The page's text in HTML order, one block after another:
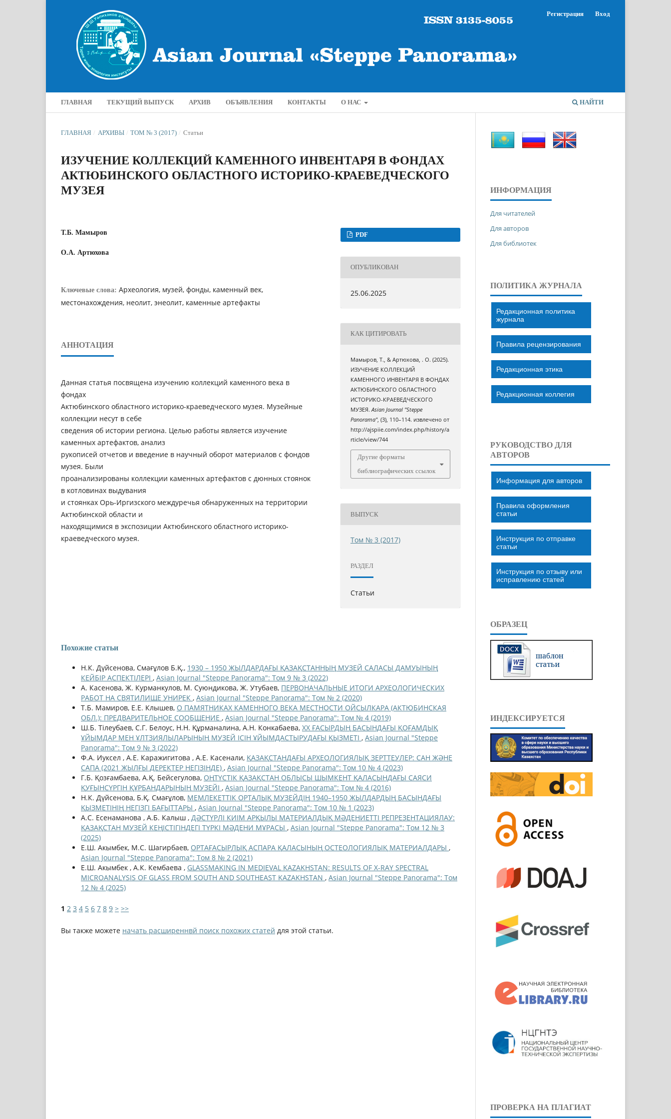
ГЛАВНАЯ ТЕКУЩИЙ ВЫПУСК АРХИВ ОБЪЯВЛЕНИЯ КОНТАКТЫ О НАС НАЙТИ
Регистрация Вход
ГЛАВНАЯ / АРХИВЫ / ТОМ № 3 (2017) / Статьи
ИЗУЧЕНИЕ КОЛЛЕКЦИЙ КАМЕННОГО ИНВЕНТАРЯ В ФОНДАХ
АКТЮБИНСКОГО ОБЛАСТНОГО ИСТОРИКО-КРАЕВЕДЧЕСКОГО
МУЗЕЯ
Т.Б. Мамыров
О.А. Артюхова
Ключевые слова: Археология, музей, фонды, каменный век,
местонахождения, неолит, энеолит, каменные артефакты
АННОТАЦИЯ
Данная статья посвящена изучению коллекций каменного века в
фондах
Актюбинского областного историко-краеведческого музея. Музейные
коллекции несут в себе
сведения об истории региона. Целью работы является изучение
каменных артефактов, анализ
рукописей отчетов и введение в научный оборот материалов с фондов
музея. Были
проанализированы коллекции каменных артефактов с дюнных стоянок
в котловинах выдувания
и стоянках Орь-Иргизского междуречья обнаруженных на территории
Актюбинской области и
находящимися в экспозиции Актюбинского областного историко-
краеведческого музея.
PDF
ОПУБЛИКОВАН
25.06.2025
КАК ЦИТИРОВАТЬ
Мамыров, Т., & Артюхова, . О. (2025).
ИЗУЧЕНИЕ КОЛЛЕКЦИЙ
КАМЕННОГО ИНВЕНТАРЯ В ФОНДАХ
АКТЮБИНСКОГО ОБЛАСТНОГО
ИСТОРИКО-КРАЕВЕДЧЕСКОГО
МУЗЕЯ.Asian Journal "Steppe
Panorama", (3), 110–114. извлечено от
http://ajspiie.com/index.php/history/a
rticle/view/744
Другие форматы
библиографических ссылок
ВЫПУСК
Том № 3 (2017)
РАЗДЕЛ
Статьи
Похожие статьи
Н.К. Дүйсенова, Смағұлов Б.Қ., 1930 – 1950 ЖЫЛДАРДАҒЫ ҚАЗАҚСТАННЫҢ МУЗЕЙ САЛАСЫ ДАМУЫНЫҢ
КЕЙБІР АСПЕКТІЛЕРІ , Asian Journal "Steppe Panorama": Том 9 № 3 (2022)
А. Касенова, Ж. Курманкулов, М. Суюндикова, Ж. Утубаев, ПЕРВОНАЧАЛЬНЫЕ ИТОГИ АРХЕОЛОГИЧЕСКИХ
РАБОТ НА СВЯТИЛИЩЕ УНИРЕК , Asian Journal "Steppe Panorama": Том № 2 (2020)
Т.Б. Мамиров, Е.Е. Клышев, О ПАМЯТНИКАХ КАМЕННОГО ВЕКА МЕСТНОСТИ ОЙСЫЛКАРА (АКТЮБИНСКАЯ
ОБЛ.): ПРЕДВАРИТЕЛЬНОЕ СООБЩЕНИЕ , Asian Journal "Steppe Panorama": Том № 4 (2019)
Ш.Б. Тілеубаев, C.Г. Белоус, Н.Н. Құрманалина, А.Н. Конкабаева, ХХ ҒАСЫРДЫҢ БАСЫНДАҒЫ ҚОҒАМДЫҚ
ҰЙЫМДАР МЕН ҰЛТЗИЯЛЫЛАРЫНЫҢ МУЗЕЙ ІСІН ҰЙЫМДАСТЫРУДАҒЫ ҚЫЗМЕТІ , Asian Journal "Steppe
Panorama": Том 9 № 3 (2022)
Ф.А. Иуксел , А.Е. Каражигитова , А.Е. Касенали, ҚАЗАҚСТАНДАҒЫ АРХЕОЛОГИЯЛЫҚ ЗЕРТТЕУЛЕР: САН ЖӘНЕ
САПА (2021 ЖЫЛҒЫ ДЕРЕКТЕР НЕГІЗІНДЕ) , Asian Journal "Steppe Panorama": Том 10 № 4 (2023)
Г.Б. Қозғамбаева, А.Қ. Бейсегулова, ОҢТҮСТІК ҚАЗАҚСТАН ОБЛЫСЫ ШЫМКЕНТ ҚАЛАСЫНДАҒЫ САЯСИ
ҚУҒЫНСҮРГІН ҚҰРБАНДАРЫНЫҢ МУЗЕЙІ , Asian Journal "Steppe Panorama": Том № 4 (2016)
Н.К. Дүйсенова, Б.Қ. Смағұлов, МЕМЛЕКЕТТІК ОРТАЛЫҚ МУЗЕЙДІҢ 1940–1950 ЖЫЛДАРДЫҢ БАСЫНДАҒЫ
ҚЫЗМЕТІНІҢ НЕГІЗГІ БАҒЫТТАРЫ , Asian Journal "Steppe Panorama": Том 10 № 1 (2023)
А.С. Есенаманова , А.Б. Калыш , ДӘСТҮРЛІ КИІМ АРҚЫЛЫ МАТЕРИАЛДЫҚ МӘДЕНИЕТТІ РЕПРЕЗЕНТАЦИЯЛАУ:
ҚАЗАҚСТАН МУЗЕЙ КЕҢІСТІГІНДЕГІ ТҮРКІ МӘДЕНИ МҰРАСЫ , Asian Journal "Steppe Panorama": Том 12 № 3
(2025)
Е.Ш. Акымбек, М.С. Шагирбаев, ОРТАҒАСЫРЛЫҚ АСПАРА ҚАЛАСЫНЫҢ ОСТЕОЛОГИЯЛЫҚ МАТЕРИАЛДАРЫ ,
Asian Journal "Steppe Panorama": Том 8 № 2 (2021)
Е.Ш. Акымбек , А.К. Кембаева , GLASSMAKING IN MEDIEVAL KAZAKHSTAN: RESULTS OF X-RAY SPECTRAL
MICROANALYSIS OF GLASS FROM SOUTH AND SOUTHEAST KAZAKHSTAN , Asian Journal "Steppe Panorama": Том
12 № 4 (2025)
1 2 3 4 5 6 7 8 9 > >>
Вы также можете начать расширеннвй поиск похожих статей для этой статьи.
ИНФОРМАЦИЯ
Для читателей
Для авторов
Для библиотек
ПОЛИТИКА ЖУРНАЛА
Редакционная политика
журнала
Правила рецензирования
Редакционная этика
Редакционная коллегия
РУКОВОДСТВО ДЛЯ
АВТОРОВ
Информация для авторов
Правила оформления
статьи
Инструкция по отправке
статьи
Инструкция по отзыву или
исправлению статей
ОБРАЗЕЦ
ИНДЕКСИРУЕТСЯ
ПРОВЕРКА НА ПЛАГИАТ